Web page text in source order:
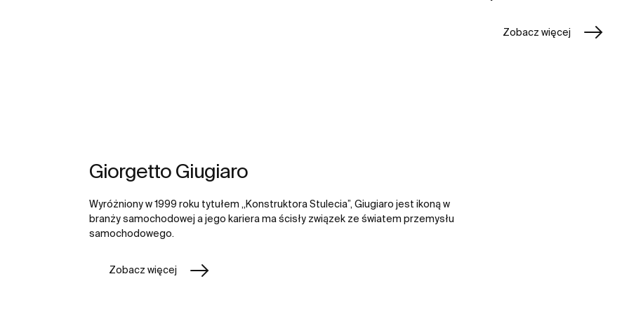
Zobacz więcej
Giorgetto Giugiaro
Wyróżniony w 1999 roku tytułem „Konstruktora Stulecia”, Giugiaro jest ikoną w
branży samochodowej a jego kariera ma ścisły związek ze światem przemysłu
samochodowego.
Zobacz więcej